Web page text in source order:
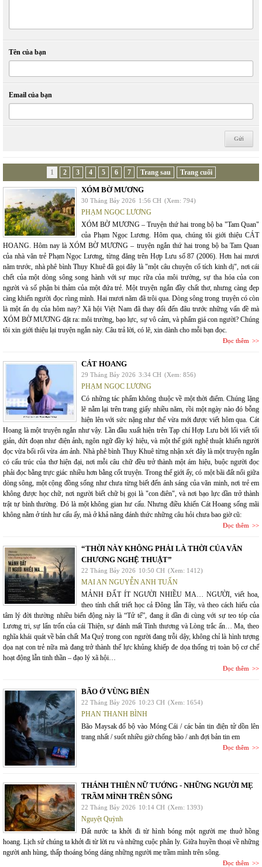
Tên của bạn
Email của bạn
1 2 3 4 5 6 7 Trang sau Trang cuối
XÓM BỜ MƯƠNG
30 Tháng Bảy 2026 1:56 CH (Xem: 794)
PHẠM NGỌC LƯƠNG
XÓM BỜ MƯƠNG – Truyện thứ hai trong bộ ba "Tam Quan"
của Phạm Ngọc Lương. Hôm qua, chúng tôi giới thiệu CÁT
HOANG. Hôm nay là XÓM BỜ MƯƠNG – truyện ngắn thứ hai trong bộ ba Tam Quan
của nhà văn trẻ Phạm Ngọc Lương, từng đăng trên Hợp Lưu số 87 (2006). Hơn hai mươi
năm trước, nhà phê bình Thụy Khuê đã gọi đây là "một câu chuyện cổ tích kinh dị", nơi cái
chết của một dòng sông song hành với sự mục rữa của môi trường, sự tha hóa của con
người và số phận bi thảm của một đứa trẻ. Một truyện ngắn đầy chất thơ, nhưng càng đẹp
càng khiến người đọc rùng mình. Hai mươi năm đã trôi qua. Dòng sông trong truyện có còn
là một ẩn dụ của hôm nay? Xã hội Việt Nam đã thay đổi đến đâu trước những vấn đề mà
XÓM BỜ MƯƠNG đặt ra: môi trường, bạo lực, sự vô cảm, và phẩm giá con người? Chúng
tôi xin giới thiệu lại truyện ngắn này. Câu trả lời, có lẽ, xin dành cho mỗi bạn đọc.
Đọc thêm
CÁT HOANG
29 Tháng Bảy 2026 3:34 CH (Xem: 856)
PHẠM NGỌC LƯƠNG
Có những tác phẩm không thuộc về một thời điểm. Chúng lặng
lẽ nằm lại trên trang giấy nhiều năm, rồi một ngày nào đó bỗng
hiện lên với sức nặng như thể vừa mới được viết hôm qua. Cát
Hoang là một truyện ngắn như vậy. Lần đầu xuất hiện trên Tạp chí Hợp Lưu bởi lối viết tối
giản, đứt đoạn như điện ảnh, ngôn ngữ đầy ký hiệu, và một thế giới nghệ thuật khiến người
đọc vừa bối rối vừa ám ảnh. Nhà phê bình Thụy Khuê từng nhận xét đây là một truyện ngắn
có cấu trúc của thơ hiện đại, nơi mỗi câu chữ đều trở thành một ám hiệu, buộc người đọc
phải đọc bằng trực giác nhiều hơn bằng cốt truyện. Trong thế giới ấy, có một bãi đất nổi giữa
dòng sông, một cộng đồng sống như chưa từng biết đến ánh sáng của văn minh, nơi trẻ em
không được học chữ, nơi người biết chữ bị gọi là "con điên", và nơi bạo lực dần trở thành
trật tự bình thường. Đó là một không gian hư cấu. Nhưng điều khiến Cát Hoang sống mãi
không nằm ở tính hư cấu ấy, mà ở khả năng đánh thức những câu hỏi chưa bao giờ cũ:
Đọc thêm
“THỜI NÀY KHÔNG PHẢI LÀ THỜI CỦA VĂN
CHƯƠNG NGHỆ THUẬT”
22 Tháng Bảy 2026 10:50 CH (Xem: 1412)
MAI AN NGUYỄN ANH TUẤN
MẢNH ĐẤT ÍT NGƯỜI NHIỀU MA… NGƯỜI, viết hoa,
theo tính chất triết học cả Đông lẫn Tây, và theo cách hiểu của
tâm lý đời thường nhiều biến động này là “Tử tế”, đang ít dần đi cùng với sự teo tóp của
Lương tri, sự lẩn trốn của cái Thiện, sự đánh mất Tình thương và Lòng trắc ẩn… Ma, theo
nghĩa khái quát về bản chất Ma Quỷ trong con người đang trỗi dậy, không chỉ là hình tượng
dọa nạt con trẻ nữa mà đang trở thành thế lực khủng khiếp đe dọa thống trị toàn bộ cơ chế
hoạt động lẫn tinh thần – đạo lý xã hội…
Đọc thêm
BÃO Ở VÙNG BIÊN
22 Tháng Bảy 2026 10:23 CH (Xem: 1654)
PHAN THANH BÌNH
Bão Maysak đổ bộ vào Móng Cái / các bản tin điện tử dồn lên
trang nhất / suốt nhiều giờ chống bão / anh đợi bản tin em
Đọc thêm
THÁNH THIÊN NỮ TƯỚNG - NHỮNG NGƯỜI MẸ
TRẦM MÌNH TRÊN SÔNG
22 Tháng Bảy 2026 10:14 CH (Xem: 1393)
Nguyệt Quỳnh
Đất nước ta khởi đi từ hình bóng một người mẹ thuở hồng
hoang. Lịch sử chúng ta khởi đi từ lời ru và những cuộc phân ly. Giữa huyền thoại về những
người anh hùng, thấp thoáng bóng dáng những người mẹ trầm mình trên sông.
Đọc thêm